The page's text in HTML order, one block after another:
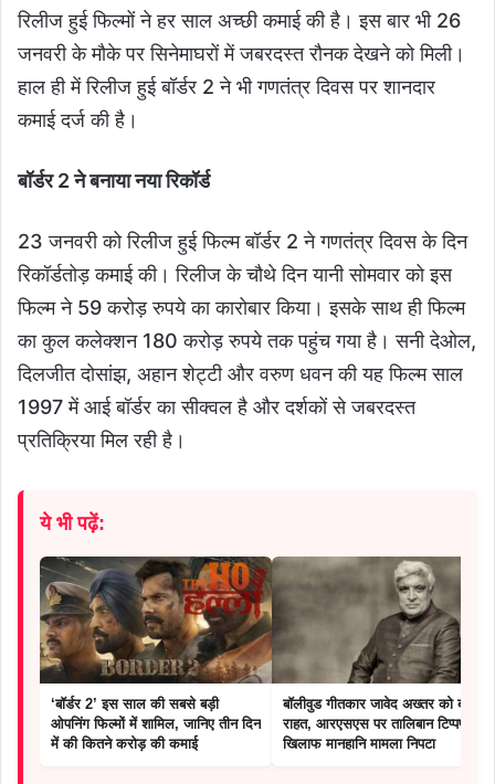
रिलीज हुई फिल्मों ने हर साल अच्छी कमाई की है। इस बार भी 26
जनवरी के मौके पर सिनेमाघरों में जबरदस्त रौनक देखने को मिली।
हाल ही में रिलीज हुई बॉर्डर 2 ने भी गणतंत्र दिवस पर शानदार
कमाई दर्ज की है।
बॉर्डर 2 ने बनाया नया रिकॉर्ड
23 जनवरी को रिलीज हुई फिल्म बॉर्डर 2 ने गणतंत्र दिवस के दिन
रिकॉर्डतोड़ कमाई की। रिलीज के चौथे दिन यानी सोमवार को इस
फिल्म ने 59 करोड़ रुपये का कारोबार किया। इसके साथ ही फिल्म
का कुल कलेक्शन 180 करोड़ रुपये तक पहुंच गया है। सनी देओल,
दिलजीत दोसांझ, अहान शेट्टी और वरुण धवन की यह फिल्म साल
1997 में आई बॉर्डर का सीक्वल है और दर्शकों से जबरदस्त
प्रतिक्रिया मिल रही है।
ये भी पढ़ें:
‘बॉर्डर 2’ इस साल की सबसे बड़ी
ओपनिंग फिल्मों में शामिल, जानिए तीन दिन
में की कितने करोड़ की कमाई
बॉलीवुड गीतकार जावेद अख्तर को बड़ी
राहत, आरएसएस पर तालिबान टिप्पणी के
खिलाफ मानहानि मामला निपटा